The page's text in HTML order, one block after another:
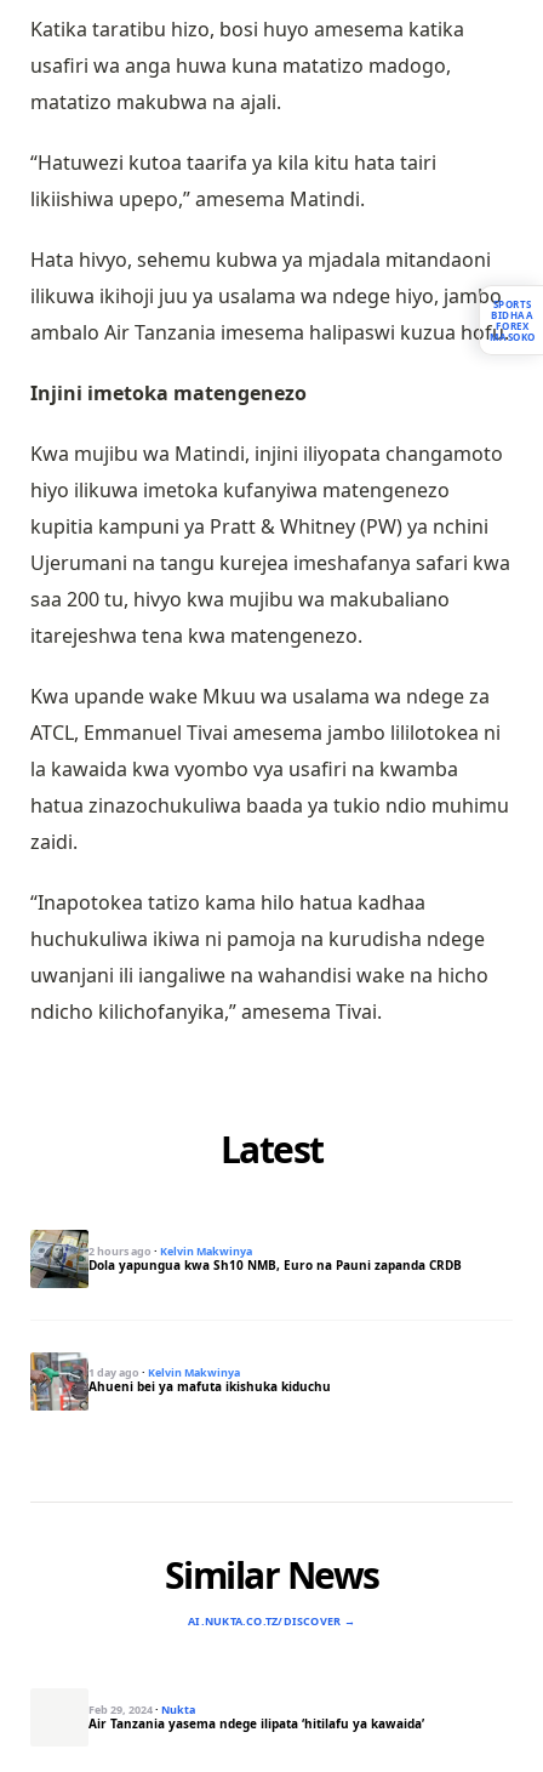
Katika taratibu hizo, bosi huyo amesema katika
usafiri wa anga huwa kuna matatizo madogo,
matatizo makubwa na ajali.
“Hatuwezi kutoa taarifa ya kila kitu hata tairi
likiishiwa upepo,” amesema Matindi.
Hata hivyo, sehemu kubwa ya mjadala mitandaoni
ilikuwa ikihoji juu ya usalama wa ndege hiyo, jambo
ambalo Air Tanzania imesema halipaswi kuzua hofu.
Injini imetoka matengenezo
Kwa mujibu wa Matindi, injini iliyopata changamoto
hiyo ilikuwa imetoka kufanyiwa matengenezo
kupitia kampuni ya Pratt & Whitney (PW) ya nchini
Ujerumani na tangu kurejea imeshafanya safari kwa
saa 200 tu, hivyo kwa mujibu wa makubaliano
itarejeshwa tena kwa matengenezo.
Kwa upande wake Mkuu wa usalama wa ndege za
ATCL, Emmanuel Tivai amesema jambo lililotokea ni
la kawaida kwa vyombo vya usafiri na kwamba
hatua zinazochukuliwa baada ya tukio ndio muhimu
zaidi.
“Inapotokea tatizo kama hilo hatua kadhaa
huchukuliwa ikiwa ni pamoja na kurudisha ndege
uwanjani ili iangaliwe na wahandisi wake na hicho
ndicho kilichofanyika,” amesema Tivai.
Latest
2 hours ago · Kelvin Makwinya
Dola yapungua kwa Sh10 NMB, Euro na Pauni zapanda CRDB
1 day ago · Kelvin Makwinya
Ahueni bei ya mafuta ikishuka kiduchu
Similar News
AI.NUKTA.CO.TZ/DISCOVER →
Feb 29, 2024· Nukta
Air Tanzania yasema ndege ilipata ‘hitilafu ya kawaida’
SPORTS
BIDHAA
FOREX
MASOKO